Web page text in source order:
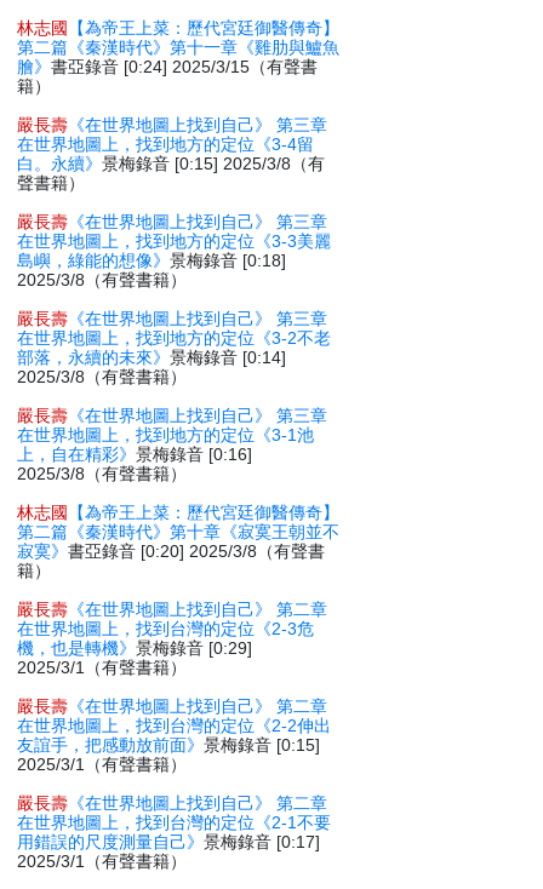
林志國
【為帝王上菜：歷代宮廷御醫傳奇】
第二篇《秦漢時代》第十一章《雞肋與鱸魚
膾》書亞錄音 [0:24] 2025/3/15（有聲書
籍）
嚴長壽 《在世界地圖上找到自己》 第三章
在世界地圖上，找到地方的定位《3-4留
白。永續》景梅錄音 [0:15] 2025/3/8（有
聲書籍）
嚴長壽 《在世界地圖上找到自己》 第三章
在世界地圖上，找到地方的定位《3-3美麗
島嶼，綠能的想像》景梅錄音 [0:18]
2025/3/8（有聲書籍）
嚴長壽 《在世界地圖上找到自己》 第三章
在世界地圖上，找到地方的定位《3-2不老
部落，永續的未來》景梅錄音 [0:14]
2025/3/8（有聲書籍）
嚴長壽 《在世界地圖上找到自己》 第三章
在世界地圖上，找到地方的定位《3-1池
上，自在精彩》景梅錄音 [0:16]
2025/3/8（有聲書籍）
林志國
【為帝王上菜：歷代宮廷御醫傳奇】
第二篇《秦漢時代》第十章《寂寞王朝並不
寂寞》書亞錄音 [0:20] 2025/3/8（有聲書
籍）
嚴長壽 《在世界地圖上找到自己》 第二章
在世界地圖上，找到台灣的定位《2-3危
機，也是轉機》景梅錄音 [0:29]
2025/3/1（有聲書籍）
嚴長壽 《在世界地圖上找到自己》 第二章
在世界地圖上，找到台灣的定位《2-2伸出
友誼手，把感動放前面》景梅錄音 [0:15]
2025/3/1（有聲書籍）
嚴長壽 《在世界地圖上找到自己》 第二章
在世界地圖上，找到台灣的定位《2-1不要
用錯誤的尺度測量自己》景梅錄音 [0:17]
2025/3/1（有聲書籍）